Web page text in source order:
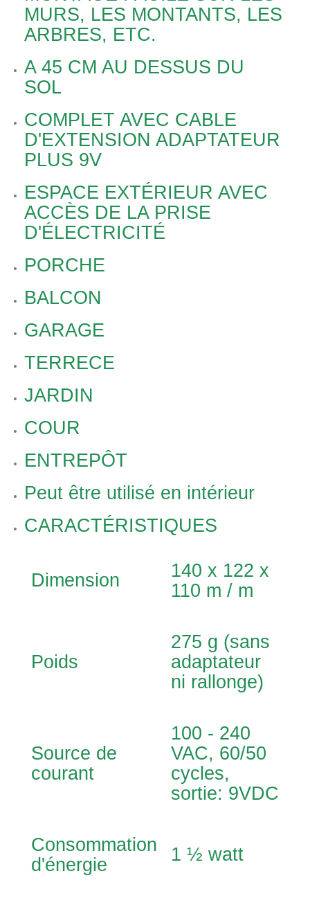
MURS, LES MONTANTS, LES
ARBRES, ETC.
A 45 CM AU DESSUS DU
SOL
COMPLET AVEC CABLE
D'EXTENSION ADAPTATEUR
PLUS 9V
ESPACE EXTÉRIEUR AVEC
ACCÈS DE LA PRISE
D'ÉLECTRICITÉ
PORCHE
BALCON
GARAGE
TERRECE
JARDIN
COUR
ENTREPÔT
Peut être utilisé en intérieur
CARACTÉRISTIQUES
Dimension
140 x 122 x
110 m / m
Poids
275 g (sans
adaptateur
ni rallonge)
Source de
courant
100 - 240
VAC, 60/50
cycles,
sortie: 9VDC
Consommation
d'énergie
1 ½ watt